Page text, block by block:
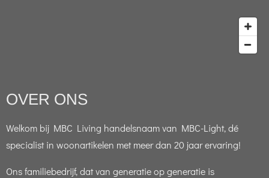
OVER ONS
Welkom bij MBC Living handelsnaam van MBC-Light, dé
specialist in woonartikelen met meer dan 20 jaar ervaring!
Ons familiebedrijf, dat van generatie op generatie is